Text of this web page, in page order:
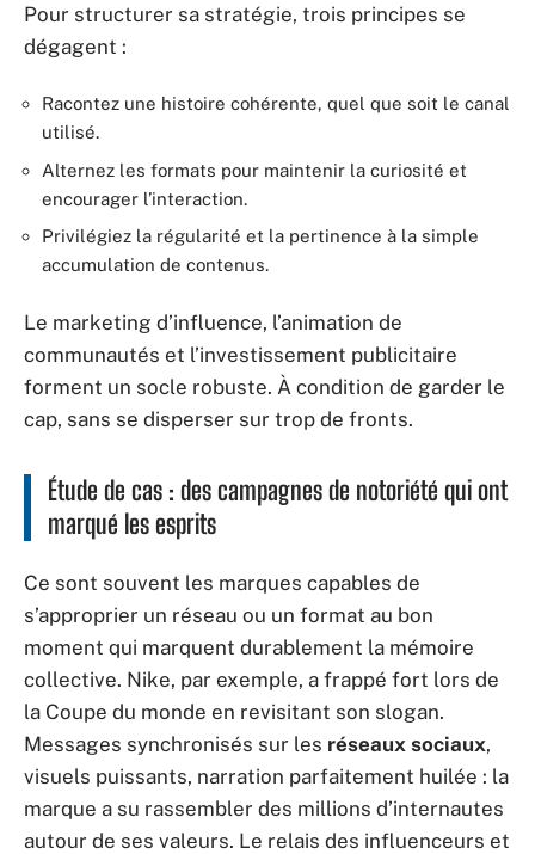
Pour structurer sa stratégie, trois principes se
dégagent :
Racontez une histoire cohérente, quel que soit le canal
utilisé.
Alternez les formats pour maintenir la curiosité et
encourager l’interaction.
Privilégiez la régularité et la pertinence à la simple
accumulation de contenus.
Le marketing d’influence, l’animation de
communautés et l’investissement publicitaire
forment un socle robuste. À condition de garder le
cap, sans se disperser sur trop de fronts.
Étude de cas : des campagnes de notoriété qui ont
marqué les esprits
Ce sont souvent les marques capables de
s’approprier un réseau ou un format au bon
moment qui marquent durablement la mémoire
collective. Nike, par exemple, a frappé fort lors de
la Coupe du monde en revisitant son slogan.
Messages synchronisés sur les réseaux sociaux,
visuels puissants, narration parfaitement huilée : la
marque a su rassembler des millions d’internautes
autour de ses valeurs. Le relais des influenceurs et